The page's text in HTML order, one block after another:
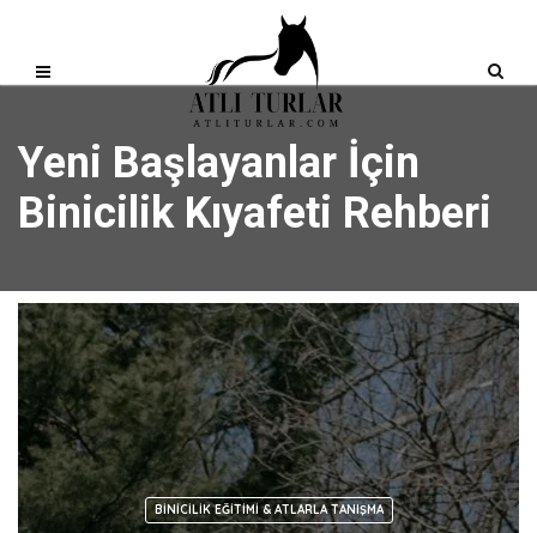
Yeni Başlayanlar İçin
Binicilik Kıyafeti Rehberi
BINICILIK EĞITIMI & ATLARLA TANIŞMA